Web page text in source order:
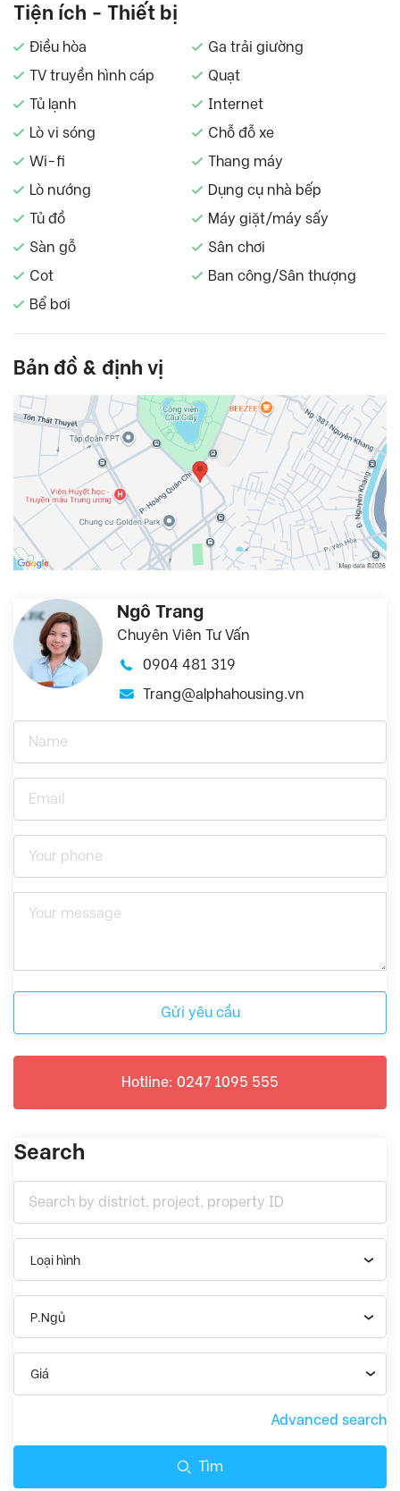
Tiện ích - Thiết bị
Điều hòa
Ga trải giường
TV truyền hình cáp
Quạt
Tủ lạnh
Internet
Lò vi sóng
Chỗ đỗ xe
Wi-fi
Thang máy
Lò nướng
Dụng cụ nhà bếp
Tủ đồ
Máy giặt/máy sấy
Sàn gỗ
Sân chơi
Cot
Ban công/Sân thượng
Bể bơi
Bản đồ & định vị
Ngô Trang
Chuyên Viên Tư Vấn
0904 481 319
Trang@alphahousing.vn
Gửi yêu cầu
Hotline: 0247 1095 555
Search
Loại hình
P.Ngủ
Giá
Advanced search
Tìm